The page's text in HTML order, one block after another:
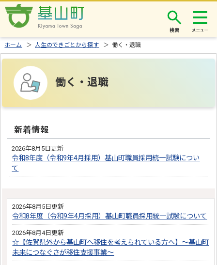
検索
ホーム ＞人生のできごとから探す ＞ 働く・退職
働く・退職
新着情報
2026年8月5日更新
令和8年度（令和9年4月採用）基山町職員採用統一試験につい
て
2026年8月5日更新
令和8年度（令和9年4月採用）基山町職員採用統一試験について
2026年8月4日更新
☆【佐賀県外から基山町へ移住を考えられている方へ】～基山町
未来につなぐさが移住支援事業～